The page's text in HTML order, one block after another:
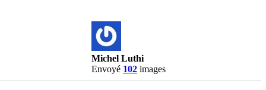
Michel Luthi
Envoyé 102 images